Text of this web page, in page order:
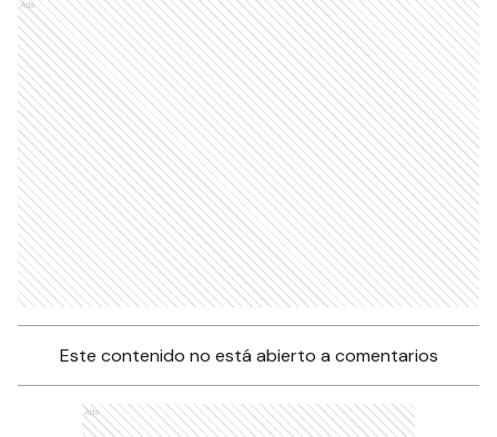
Ads
Este contenido no está abierto a comentarios
Ads